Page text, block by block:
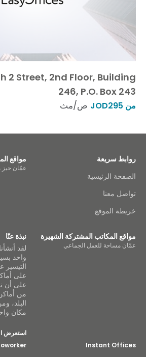
2 Street, 2nd Floor, Building
246, P.O. Box 243
من JOD295 ص/مث
روابط سريعة
الصفحة الرئيسية
تواصل معنا
خريطة الموقع
مواقع
عمّان حيز
مواقع المكاتب المشتركة الشهيرة
عمّان مساحة للعمل الجماعي
نبذة عنّا
واحد
على
على أن
من
البلد،
مكان
استعرض
Instant Offices